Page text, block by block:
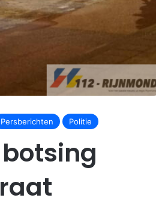
Persberichten Politie